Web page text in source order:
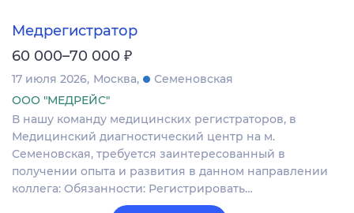
Медрегистратор
60 000–70 000 ₽
17 июля 2026 Москва
Семеновская
ООО "МЕДРЕЙС"
В нашу команду медицинских регистраторов, в
Медицинский диагностический центр на м.
Семеновская, требуется заинтересованный в
получении опыта и развития в данном направлении
коллега: Обязанности: Регистрировать…